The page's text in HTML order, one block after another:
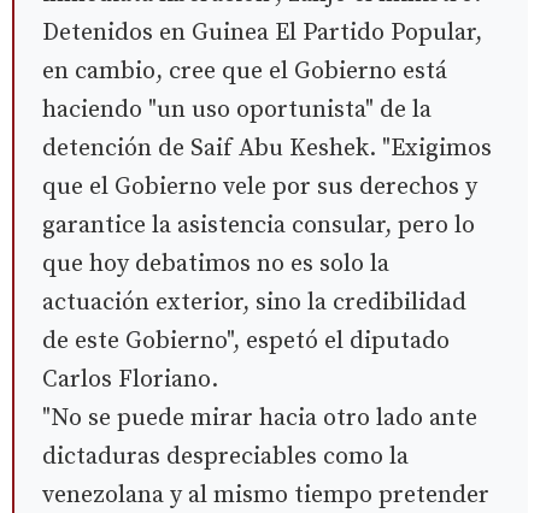
Detenidos en Guinea El Partido Popular,
en cambio, cree que el Gobierno está
haciendo "un uso oportunista" de la
detención de Saif Abu Keshek. "Exigimos
que el Gobierno vele por sus derechos y
garantice la asistencia consular, pero lo
que hoy debatimos no es solo la
actuación exterior, sino la credibilidad
de este Gobierno", espetó el diputado
Carlos Floriano.
"No se puede mirar hacia otro lado ante
dictaduras despreciables como la
venezolana y al mismo tiempo pretender